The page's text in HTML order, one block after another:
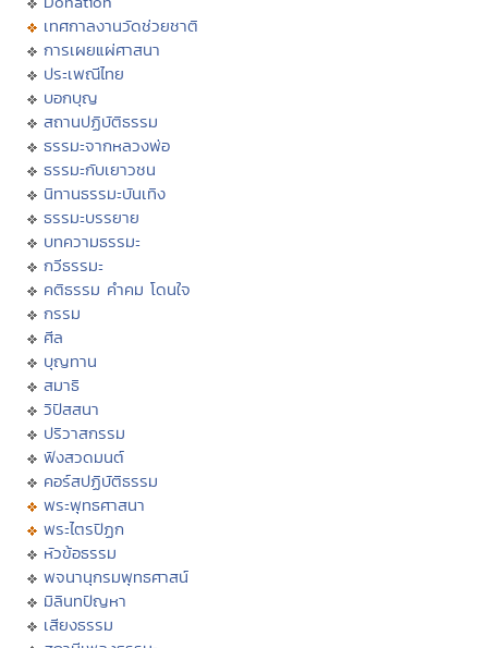
เทศกาลงานวัดช่วยชาติ
การเผยแผ่ศาสนา
ประเพณีไทย
บอกบุญ
สถานปฏิบัติธรรม
ธรรมะจากหลวงพ่อ
ธรรมะกับเยาวชน
นิทานธรรมะบันเทิง
ธรรมะบรรยาย
บทความธรรมะ
กวีธรรมะ
คติธรรม คำคม โดนใจ
กรรม
ศีล
บุญทาน
สมาธิ
วิปัสสนา
ปริวาสกรรม
ฟังสวดมนต์
คอร์สปฏิบัติธรรม
พระพุทธศาสนา
พระไตรปิฏก
หัวข้อธรรม
พจนานุกรมพุทธศาสน์
มิลินทปัญหา
เสียงธรรม